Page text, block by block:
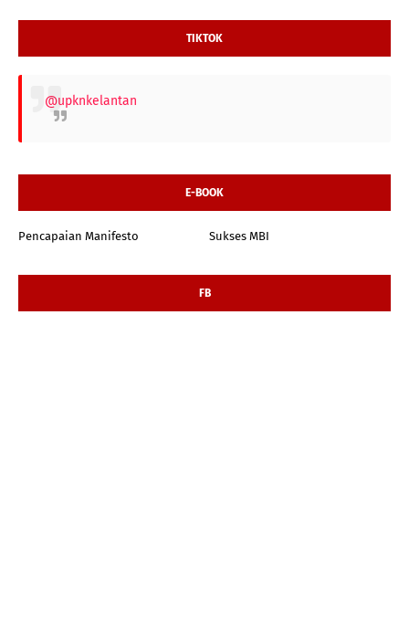
TIKTOK
@upknkelantan
E-BOOK
Pencapaian Manifesto Sukses MBI
FB